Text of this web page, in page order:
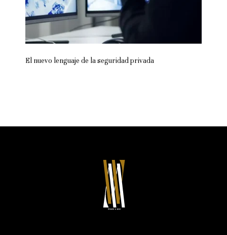
El nuevo lenguaje de la seguridad privada